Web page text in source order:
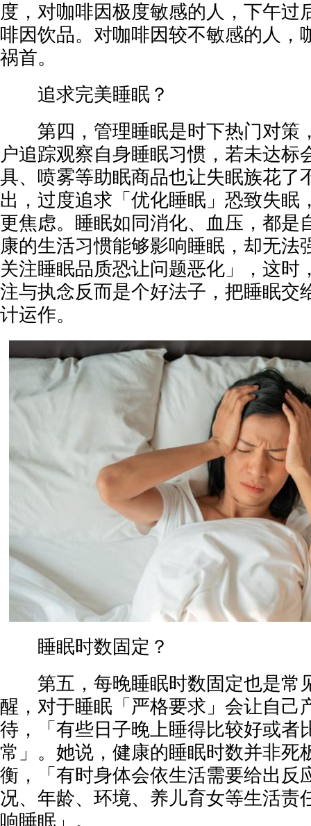
度，对咖啡因极度敏感的人，下午过
啡因饮品。对咖啡因较不敏感的人，
祸首。
追求完美睡眠？
第四，管理睡眠是时下热门对策
户追踪观察自身睡眠习惯，若未达标
具、喷雾等助眠商品也让失眠族花了
出，过度追求「优化睡眠」恐致失眠
更焦虑。睡眠如同消化、血压，都是
康的生活习惯能够影响睡眠，却无法
关注睡眠品质恐让问题恶化」，这时
注与执念反而是个好法子，把睡眠交
计运作。
睡眠时数固定？
第五，每晚睡眠时数固定也是常
醒，对于睡眠「严格要求」会让自己
待，「有些日子晚上睡得比较好或者
常」。她说，健康的睡眠时数并非死
衡，「有时身体会依生活需要给出反
况、年龄、环境、养儿育女等生活责
响睡眠」。